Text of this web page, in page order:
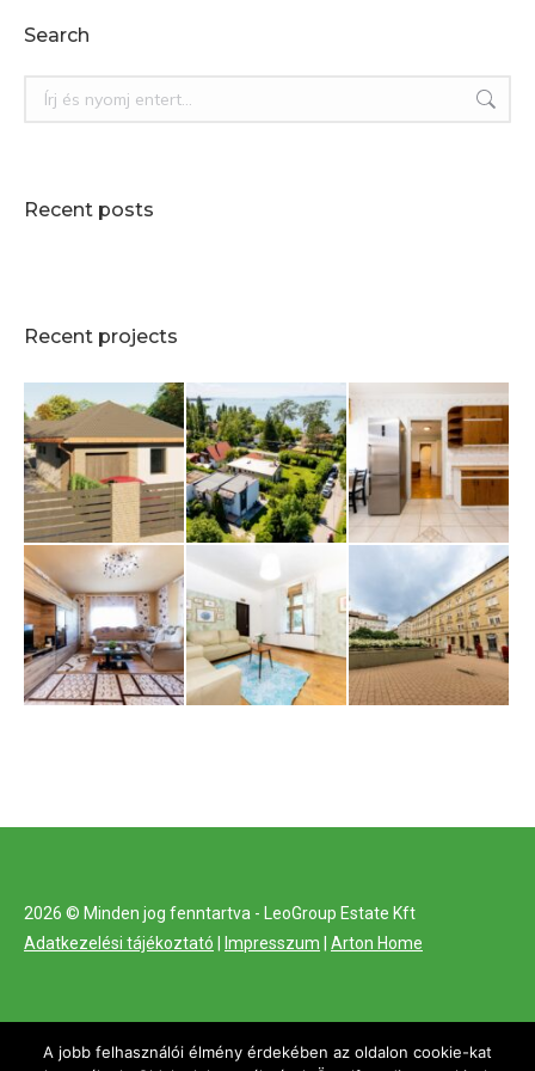
Search
Search:
Recent posts
Recent projects
2026 © Minden jog fenntartva - LeoGroup Estate Kft
Adatkezelési tájékoztató
Impresszum Arton Home
A jobb felhasználói élmény érdekében az oldalon cookie-kat